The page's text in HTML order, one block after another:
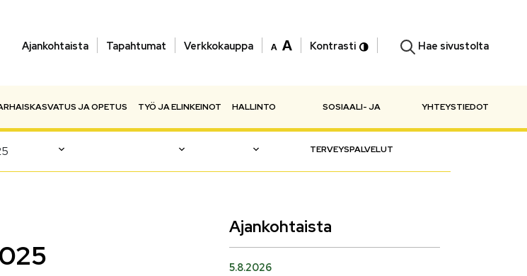
Ajankohtaista Tapahtumat Verkkokauppa Kontrasti Hae sivustolta
JA OPETUS TYÖ JA ELINKEINOT HALLINTO SOSIAALI- JA
TERVEYSPALVELUT
YHTEYSTIEDOT
Ajankohtaista
5.8.2026